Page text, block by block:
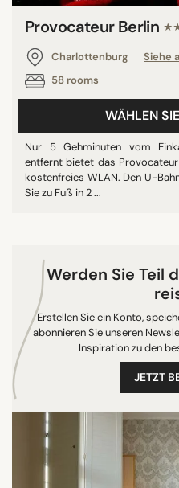
Prenzlauer Berg
Schöneberg
Tiergarten
Winsviertel
Provocateur Berlin
Charlottenburg
Siehe
58 rooms
WÄHLEN
Nur 5 Gehminuten vom
entfernt bietet das
kostenfreies WLAN. Den U-
Sie zu Fuß in 2 ...
Werden Sie Teil
Erstellen Sie ein Konto,
abonnieren Sie unseren
Inspiration zu den
JETZT